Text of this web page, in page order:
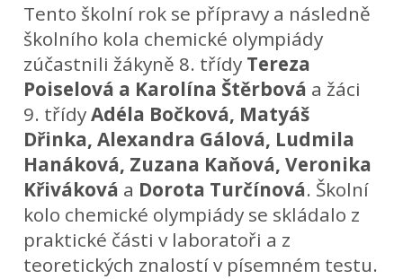
Tento školní rok se přípravy a následně
školního kola chemické olympiády
zúčastnili žákyně 8. třídy Tereza
Poiselová a Karolína Štěrbová a žáci
9. třídyAdéla Bočková, Matyáš
Dřinka, Alexandra Gálová, Ludmila
Hanáková, Zuzana Kaňová, Veronika
Křiváková a Dorota Turčínová. Školní
kolo chemické olympiády se skládalo z
praktické části v laboratoři a z
teoretických znalostí v písemném testu.